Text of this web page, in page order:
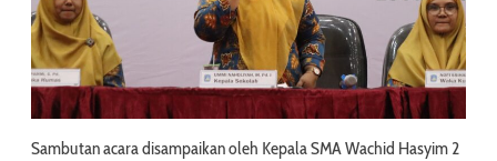
Sambutan acara disampaikan oleh Kepala SMA Wachid Hasyim 2